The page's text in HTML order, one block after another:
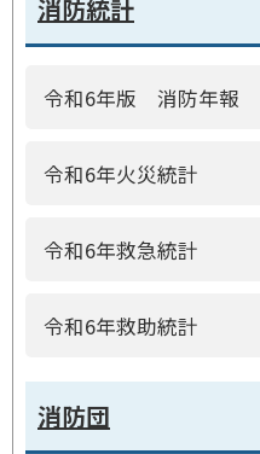
消防統計
令和6年版 消防年報
令和6年火災統計
令和6年救急統計
令和6年救助統計
消防団